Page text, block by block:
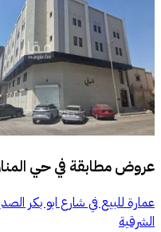
عروض مطابقة فيحي
عمارة للبيع في شارع ابو بكر
الشرقية